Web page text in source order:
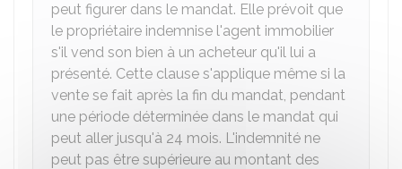
peut figurer dans le mandat. Elle prévoit que
le propriétaire indemnise l'agent immobilier
s'il vend son bien à un acheteur qu'il lui a
présenté. Cette clause s'applique même si la
vente se fait après la fin du mandat, pendant
une période déterminée dans le mandat qui
peut aller jusqu'à 24 mois. L'indemnité ne
peut pas être supérieure au montant des